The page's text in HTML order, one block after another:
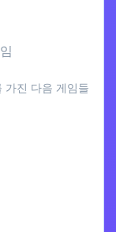
가진 다음 게임들